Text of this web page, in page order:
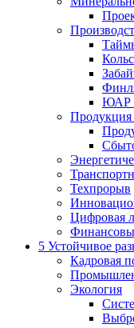
ЮАР
Продукция
Техпрорыв
Цифровая
5 Устойчивое
Кадровая
Экология